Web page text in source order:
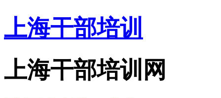
上海干部培训
上海干部培训网